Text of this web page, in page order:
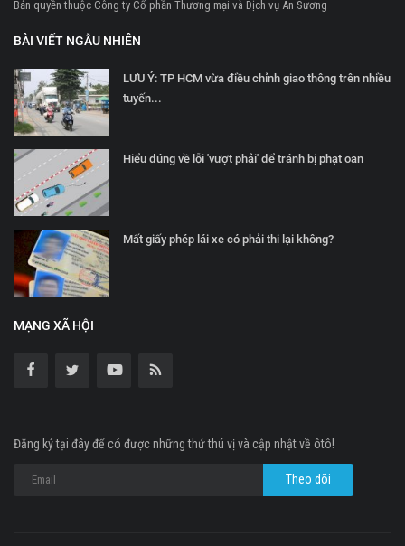
Bản quyền thuộc Công ty Cổ phần Thương mại và Dịch vụ An Sương
BÀI VIẾT NGẪU NHIÊN
LƯU Ý: TP HCM vừa điều chỉnh giao thông trên nhiều
tuyến...
Hiểu đúng về lỗi 'vượt phải' để tránh bị phạt oan
Mất giấy phép lái xe có phải thi lại không?
MẠNG XÃ HỘI
Đăng ký tại đây để có được những thứ thú vị và cập nhật về ôtô!